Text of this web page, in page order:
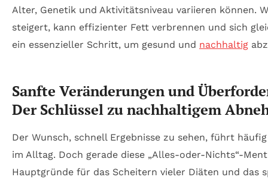
Alter, Genetik und Aktivitätsniveau variieren können.
steigert, kann effizienter Fett verbrennen und sich
ein essenzieller Schritt, um gesund und nachhaltig
Sanfte Veränderungen und
Der Schlüssel zu nachhaltigem
Der Wunsch, schnell Ergebnisse zu sehen, führt
im Alltag. Doch gerade diese „Alles-oder-Nichts“-
Hauptgründe für das Scheitern vieler Diäten und das